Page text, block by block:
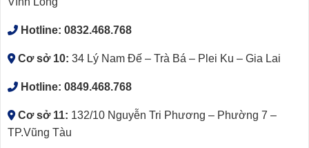
Hotline: 0832.468.768
Cơ sở 10: 34 Lý Nam Đế – Trà Bá – Plei Ku – Gia Lai
Hotline: 0849.468.768
Cơ sở 11: 132/10 Nguyễn Tri Phương – Phường 7 –
TP.Vũng Tàu